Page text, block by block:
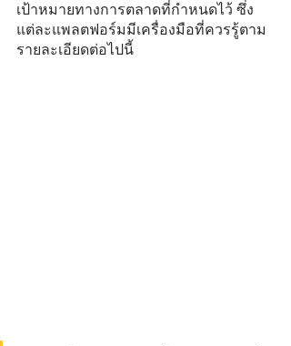
เป้าหมายทางการตลาดที่กำหนดไว้ ซึ่ง
แต่ละแพลตฟอร์มมีเครื่องมือที่ควรรู้ตาม
รายละเอียดต่อไปนี้